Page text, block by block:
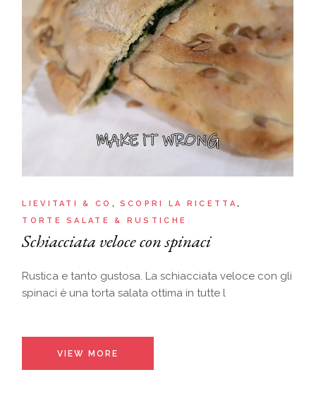
LIEVITATI & CO
SCOPRI LA RICETTA
TORTE SALATE & RUSTICHE
Schiacciata veloce con spinaci
Rustica e tanto gustosa. La schiacciata veloce con gli
spinaci è una torta salata ottima in tutte l
VIEW MORE